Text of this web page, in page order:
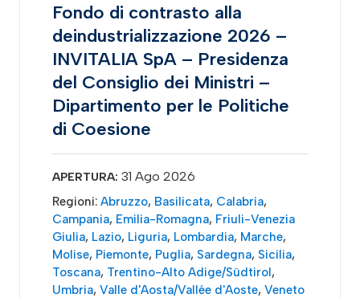
Fondo di contrasto alla
deindustrializzazione 2026 –
INVITALIA SpA – Presidenza
del Consiglio dei Ministri –
Dipartimento per le Politiche
di Coesione
APERTURA: 31 Ago 2026
Regioni: Abruzzo, Basilicata, Calabria,
Campania, Emilia-Romagna, Friuli-Venezia
Giulia, Lazio, Liguria, Lombardia, Marche,
Molise, Piemonte, Puglia, Sardegna, Sicilia,
Toscana, Trentino-Alto Adige/Südtirol,
Umbria, Valle d'Aosta/Vallée d'Aoste, Veneto